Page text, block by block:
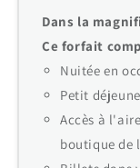
Dans la
Ce forfait
Nuitée en
Petit
Accès à
boutique de